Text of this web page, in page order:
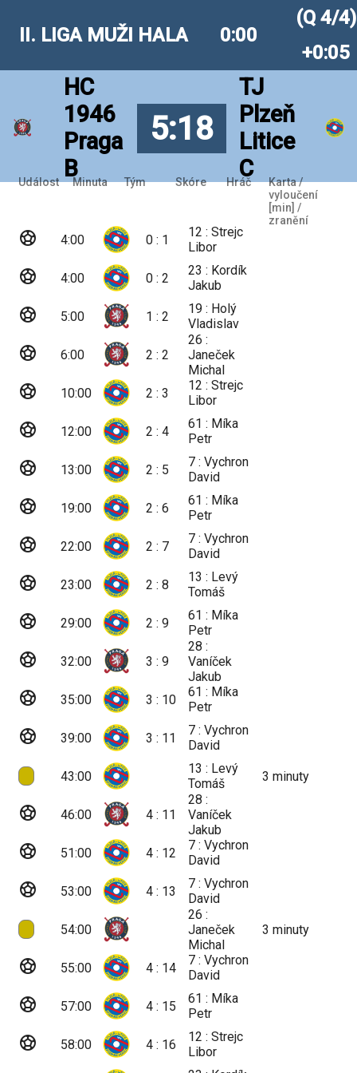
II. LIGA MUŽI HALA 0:00
(Q 4/4)
+0:05
HC
1946
Praga
B
5:18
TJ
Plzeň
Litice
C
Událost Minuta Tým Skóre Hráč
Karta /
vyloučení
[min] /
zranění
sports_soccer 4:00 0 : 1
12 : Strejc
Libor
sports_soccer 4:00 0 : 2
23 : Kordík
Jakub
sports_soccer 5:00 1 : 2
19 : Holý
Vladislav
sports_soccer 6:00 2 : 2
26 :
Janeček
Michal
sports_soccer 10:00 2 : 3
12 : Strejc
Libor
sports_soccer 12:00 2 : 4
61 : Míka
Petr
sports_soccer 13:00 2 : 5
7 : Vychron
David
sports_soccer 19:00 2 : 6
61 : Míka
Petr
sports_soccer 22:00 2 : 7
7 : Vychron
David
sports_soccer 23:00 2 : 8
13 : Levý
Tomáš
sports_soccer 29:00 2 : 9
61 : Míka
Petr
sports_soccer 32:00 3 : 9
28 :
Vaníček
Jakub
sports_soccer 35:00 3 : 10
61 : Míka
Petr
sports_soccer 39:00 3 : 11
7 : Vychron
David
43:00
13 : Levý
Tomáš
3minuty
sports_soccer 46:00 4 : 11
28 :
Vaníček
Jakub
sports_soccer 51:00 4 : 12
7 : Vychron
David
sports_soccer 53:00 4 : 13
7 : Vychron
David
54:00
26 :
Janeček
Michal
3minuty
sports_soccer 55:00 4 : 14
7 : Vychron
David
sports_soccer 57:00 4 : 15
61 : Míka
Petr
sports_soccer 58:00 4 : 16
12 : Strejc
Libor